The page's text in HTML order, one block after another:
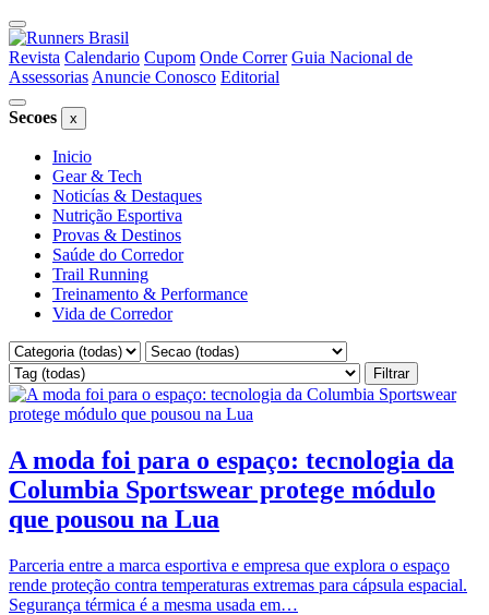
Cabecalho
do
site
Links
do
topo
Revista Calendario Cupom Onde Correr Guia Nacional de
Assessorias Anuncie Conosco Editorial
Menu
lateral
secoes
Secoes x
lateral
secoes
Inicio
Gear & Tech
Noticías & Destaques
Nutrição Esportiva
Provas & Destinos
Saúde do Corredor
Trail Running
Treinamento & Performance
Vida de Corredor
Conteudo
principal
Filtrar
Artigos
A moda foi para o espaço: tecnologia da
Columbia Sportswear protege módulo
que pousou na Lua
Parceria entre a marca esportiva e empresa que explora o espaço
rende proteção contra temperaturas extremas para cápsula espacial.
Segurança térmica é a mesma usada em…